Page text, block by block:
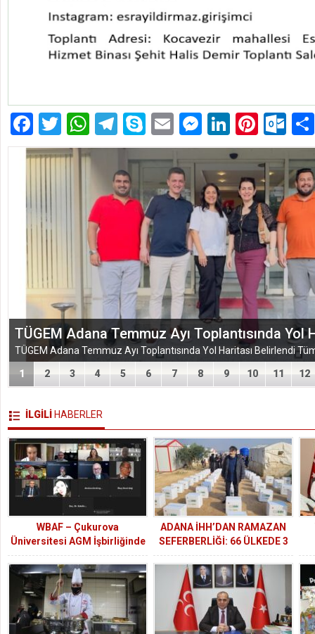
Facebook
TwitterWhatsApp
Telegram
SkypeEmailMessenger
LinkedIn
EĞİTİM-BİR-SEN ADANA ŞUBESİ’NDEN
VEFA VE DAYANIŞMA ÇIKARMASI
1 2 3 4 5 6 7 8 9 10 11 12
İLGİLİ HABERLER
WBAF – Çukurova
Üniversitesi AGM İşbirliğinde
Gerçekleştirilen Startup –
Melek Yatırımcı Buluşmaları
ADANA İHH’DAN RAMAZAN
SEFERBERLİĞİ: 66 ÜLKEDE 3
MİLYON KİŞİYE KARDEŞLİK
KÖPRÜSÜ